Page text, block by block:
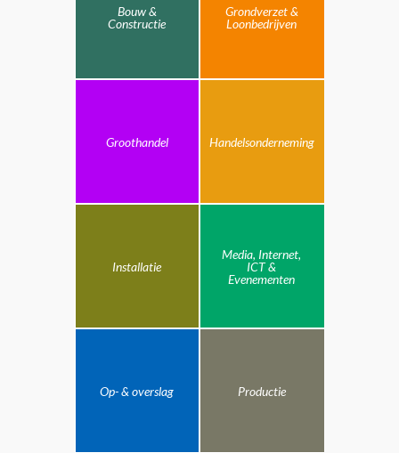
Bouw &
Constructie
Grondverzet &
Loonbedrijven
Groothandel Handelsonderneming
Installatie
Media, Internet,
ICT &
Evenementen
Op- & overslag Productie